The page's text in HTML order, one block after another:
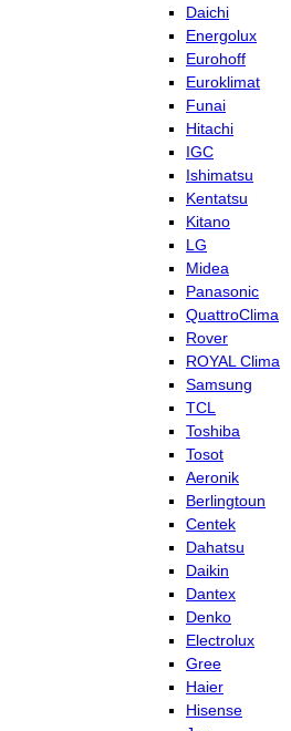
Daichi
Energolux
Eurohoff
Euroklimat
Funai
Hitachi
IGC
Ishimatsu
Kentatsu
Kitano
LG
Midea
Panasonic
QuattroClima
Rover
ROYAL Clima
Samsung
TCL
Toshiba
Tosot
Aeronik
Berlingtoun
Centek
Dahatsu
Daikin
Dantex
Denko
Electrolux
Gree
Haier
Hisense